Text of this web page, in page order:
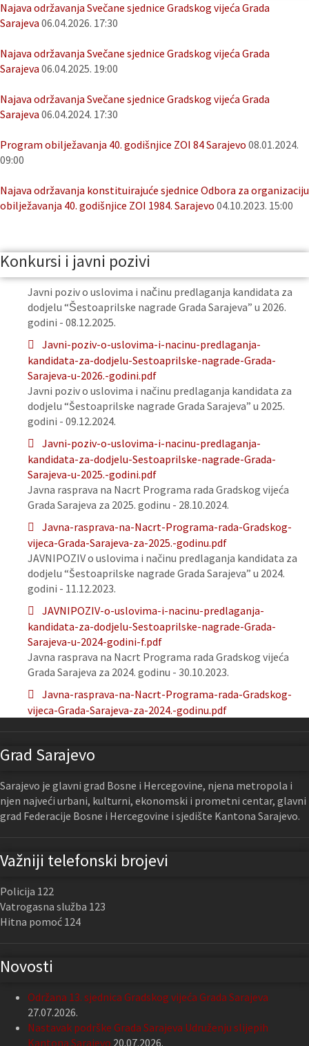
Najava održavanja Svečane sjednice Gradskog vijeća Grada
Sarajeva 06.04.2026. 17:30
Najava održavanja Svečane sjednice Gradskog vijeća Grada
Sarajeva 06.04.2025. 19:00
Najava održavanja Svečane sjednice Gradskog vijeća Grada
Sarajeva 06.04.2024. 17:30
Program obilježavanja 40. godišnjice ZOI 84 Sarajevo 08.01.2024.
09:00
Najava održavanja konstituirajuće sjednice Odbora za organizaciju
obilježavanja 40. godišnjice ZOI 1984. Sarajevo 04.10.2023. 15:00
Konkursi i javni pozivi
Javni poziv o uslovima i načinu predlaganja kandidata za
dodjelu “Šestoaprilske nagrade Grada Sarajeva” u 2026.
godini - 08.12.2025.
Javni-poziv-o-uslovima-i-nacinu-predlaganja-
kandidata-za-dodjelu-Sestoaprilske-nagrade-Grada-
Sarajeva-u-2026.-godini.pdf
Javni poziv o uslovima i načinu predlaganja kandidata za
dodjelu “Šestoaprilske nagrade Grada Sarajeva” u 2025.
godini - 09.12.2024.
Javni-poziv-o-uslovima-i-nacinu-predlaganja-
kandidata-za-dodjelu-Sestoaprilske-nagrade-Grada-
Sarajeva-u-2025.-godini.pdf
Javna rasprava na Nacrt Programa rada Gradskog vijeća
Grada Sarajeva za 2025. godinu - 28.10.2024.
Javna-rasprava-na-Nacrt-Programa-rada-Gradskog-
vijeca-Grada-Sarajeva-za-2025.-godinu.pdf
JAVNIPOZIV o uslovima i načinu predlaganja kandidata za
dodjelu “Šestoaprilske nagrade Grada Sarajeva” u 2024.
godini - 11.12.2023.
JAVNIPOZIV-o-uslovima-i-nacinu-predlaganja-
kandidata-za-dodjelu-Sestoaprilske-nagrade-Grada-
Sarajeva-u-2024-godini-f.pdf
Javna rasprava na Nacrt Programa rada Gradskog vijeća
Grada Sarajeva za 2024. godinu - 30.10.2023.
Javna-rasprava-na-Nacrt-Programa-rada-Gradskog-
vijeca-Grada-Sarajeva-za-2024.-godinu.pdf
Grad Sarajevo
Sarajevo je glavni grad Bosne i Hercegovine, njena metropola i
njen najveći urbani, kulturni, ekonomski i prometni centar, glavni
grad Federacije Bosne i Hercegovine i sjedište Kantona Sarajevo.
Važniji telefonski brojevi
Policija 122
Vatrogasna služba 123
Hitna pomoć 124
Novosti
Održana 13. sjednica Gradskog vijeća Grada Sarajeva
27.07.2026.
Nastavak podrške Grada Sarajeva Udruženju slijepih
Kantona Sarajevo 20.07.2026.